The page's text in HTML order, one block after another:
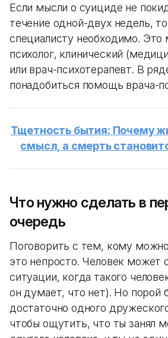
Если мысли о суициде не
течение одной-двух недель,
специалисту необходимо.
психолог, клинический
или врач-психотерапевт. В
понадобиться помощь врача-
Тщетность бытия: Почему
смысл, а смерть
Что нужно сделать в
очередь
Поговорить с тем, кому
это непросто. Человек может
ситуации, когда такого
он думает, что нет). Но порой
достаточно одного
чтобы ощутить, что ты занял